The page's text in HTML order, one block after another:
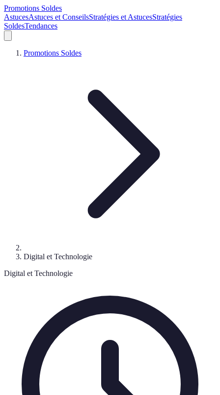
Promotions Soldes
AstucesAstuces et ConseilsStratégies et AstucesStratégies
SoldesTendances
Promotions Soldes
Digital et Technologie
Digital et Technologie